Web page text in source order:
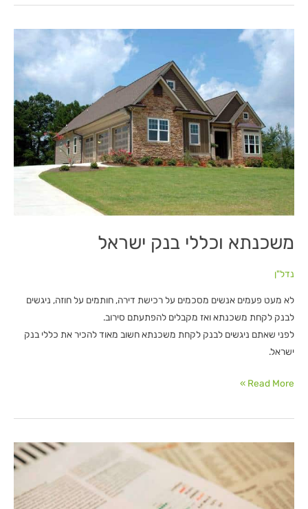
משכנתא וכללי בנק ישראל
נדל"ן
לא מעט פעמים אנשים מסכמים על רכישת דירה, חותמים על חוזה, ניגשים
לבנק לקחת משכנתא ואז מקבלים להפתעתם סירוב.
לפני שאתם ניגשים לבנק לקחת משכנתא חשוב מאוד להכיר את כללי בנק
ישראל.
משכנתא
Read More »
שהבנק
מציע
לכם